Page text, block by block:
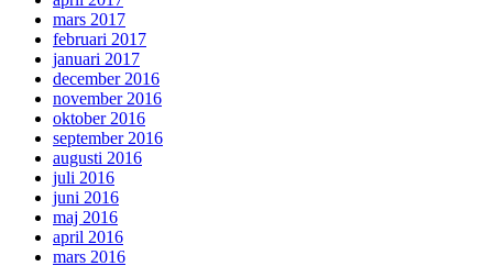
mars 2017
februari 2017
januari 2017
december 2016
november 2016
oktober 2016
september 2016
augusti 2016
juli 2016
juni 2016
maj 2016
april 2016
mars 2016